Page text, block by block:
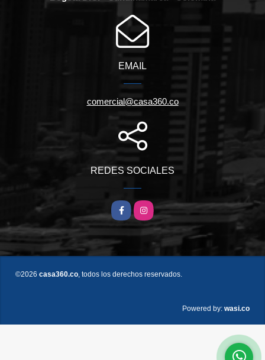
EMAIL
comercial@casa360.co
REDES SOCIALES
FacebookInstagram
©2026 casa360.co , todos los derechos reservados.
Powered by: wasi.co